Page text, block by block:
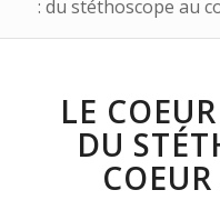
: du stéthoscope au
LE
DU